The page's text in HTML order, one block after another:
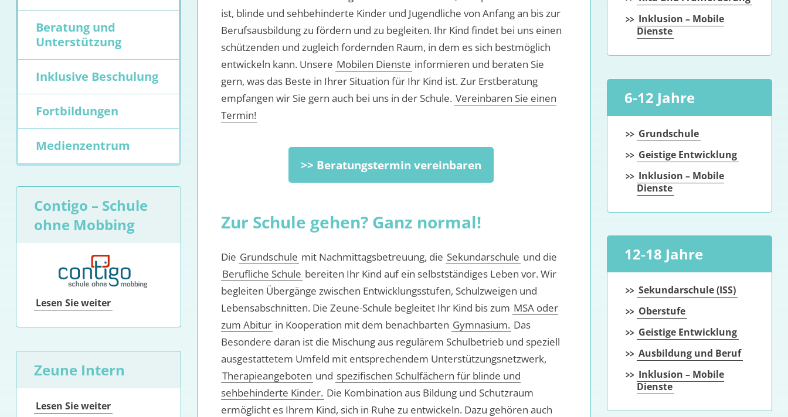
Beratung und
Unterstützung
Inklusive Beschulung
Fortbildungen
Medienzentrum
Contigo – Schule
ohne Mobbing
Lesen Sie weiter
Zeune Intern
Lesen Sie weiter
ist, blinde und sehbehinderte Kinder und Jugendliche von Anfang an bis zur
Berufsausbildung zu fördern und zu begleiten. Ihr Kind findet bei uns einen
schützenden und zugleich fordernden Raum, in dem es sich bestmöglich
entwickeln kann. Unsere Mobilen Dienste informieren und beraten Sie
gern, was das Beste in Ihrer Situation für Ihr Kind ist. Zur Erstberatung
empfangen wir Sie gern auch bei uns in der Schule. Vereinbaren Sie einen
Termin!
>> Beratungstermin vereinbaren
Zur Schule gehen? Ganz normal!
Die Grundschule mit Nachmittagsbetreuung, die Sekundarschule und die
Berufliche Schule bereiten Ihr Kind auf ein selbstständiges Leben vor. Wir
begleiten Übergänge zwischen Entwicklungsstufen, Schulzweigen und
Lebensabschnitten. Die Zeune-Schule begleitet Ihr Kind bis zum MSA oder
zum Abitur in Kooperation mit dem benachbarten Gymnasium. Das
Besondere daran ist die Mischung aus regulärem Schulbetrieb und speziell
ausgestattetem Umfeld mit entsprechendem Unterstützungsnetzwerk,
Therapieangeboten und spezifischen Schulfächern für blinde und
sehbehinderte Kinder. Die Kombination aus Bildung und Schutzraum
ermöglicht es Ihrem Kind, sich in Ruhe zu entwickeln. Dazu gehören auch
Inklusion – Mobile
Dienste
6-12 Jahre
Grundschule
Geistige Entwicklung
Inklusion – Mobile
Dienste
12-18 Jahre
Sekundarschule (ISS)
Oberstufe
Geistige Entwicklung
Ausbildung und Beruf
Inklusion – Mobile
Dienste